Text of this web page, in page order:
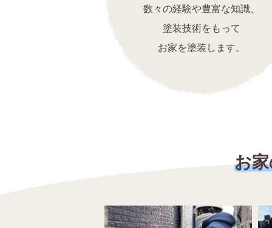
数々の経験や豊富な知識、
塗装技術をもって
お家を塗装します。
お